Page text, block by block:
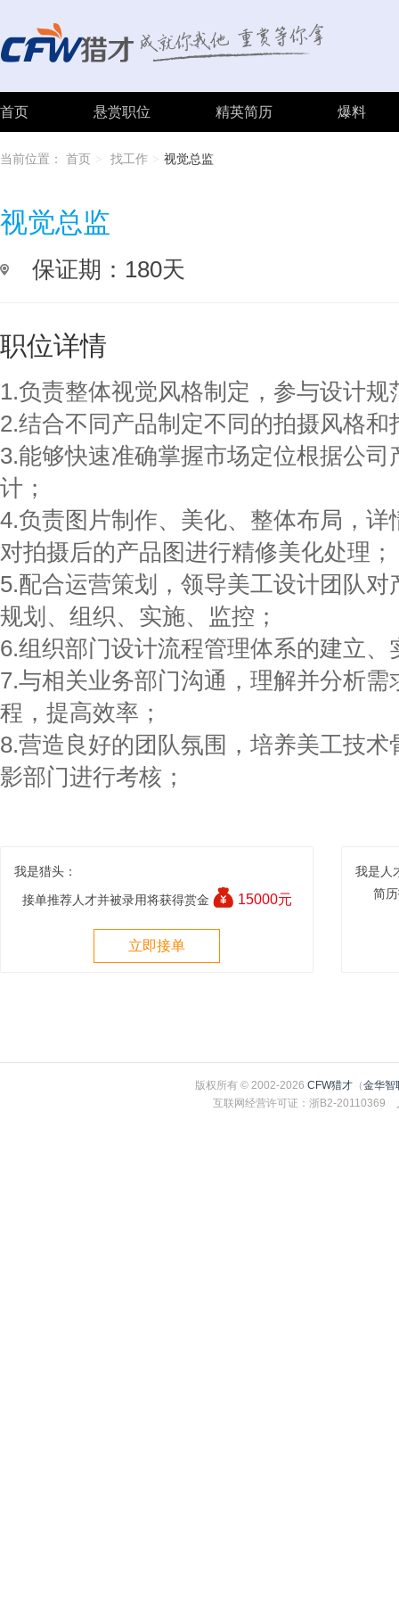
首页 悬赏职位 精英简历 爆料
当前位置： 首页 > 找工作 > 视觉总监
视觉总监
保证期：180天
职位详情
1.负责整体视觉风格制定，参与设计规
2.结合不同产品制定不同的拍摄风格和
3.能够快速准确掌握市场定位根据公
计；
4.负责图片制作、美化、整体布局，
对拍摄后的产品图进行精修美化处理；
5.配合运营策划，领导美工设计团队
规划、组织、实施、监控；
6.组织部门设计流程管理体系的建立、
7.与相关业务部门沟通，理解并分析
程，提高效率；
8.营造良好的团队氛围，培养美工技
影部门进行考核；
我是猎头：
接单推荐人才并被录用将获得赏金
15000元
立即接单
我是人
简
版权所有 © 2002-2026 CFW猎才 （金华智
互联网经营许可证：浙B2-20110369